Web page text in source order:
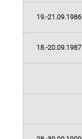
19.-21.09.1986
18.-20.09.1987